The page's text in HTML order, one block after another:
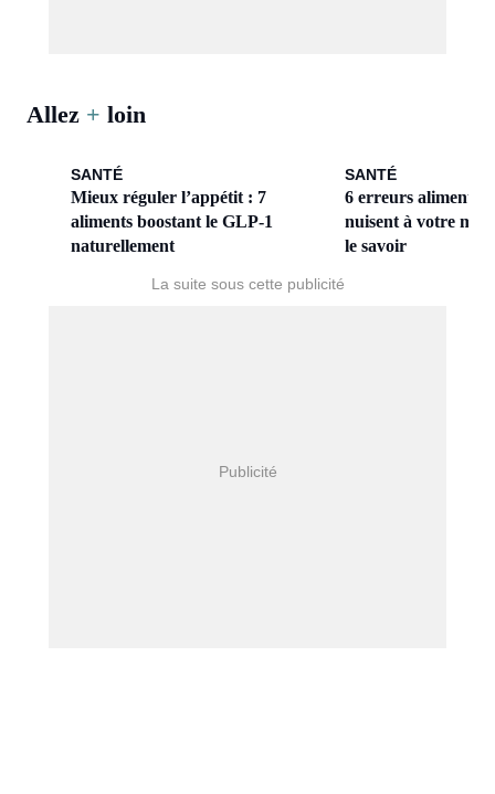
Allez + loin
SANTÉ
Mieux réguler l’appétit : 7
aliments boostant le GLP-1
naturellement
SANTÉ
6 erreurs
nuisent à votre
le savoir